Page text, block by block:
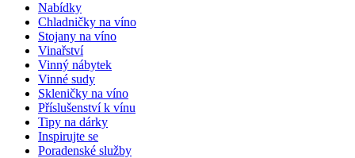
Nabídky
Chladničky na víno
Stojany na víno
Vinařství
Vinný nábytek
Vinné sudy
Skleničky na víno
Příslušenství k vínu
Tipy na dárky
Inspirujte se
Poradenské služby